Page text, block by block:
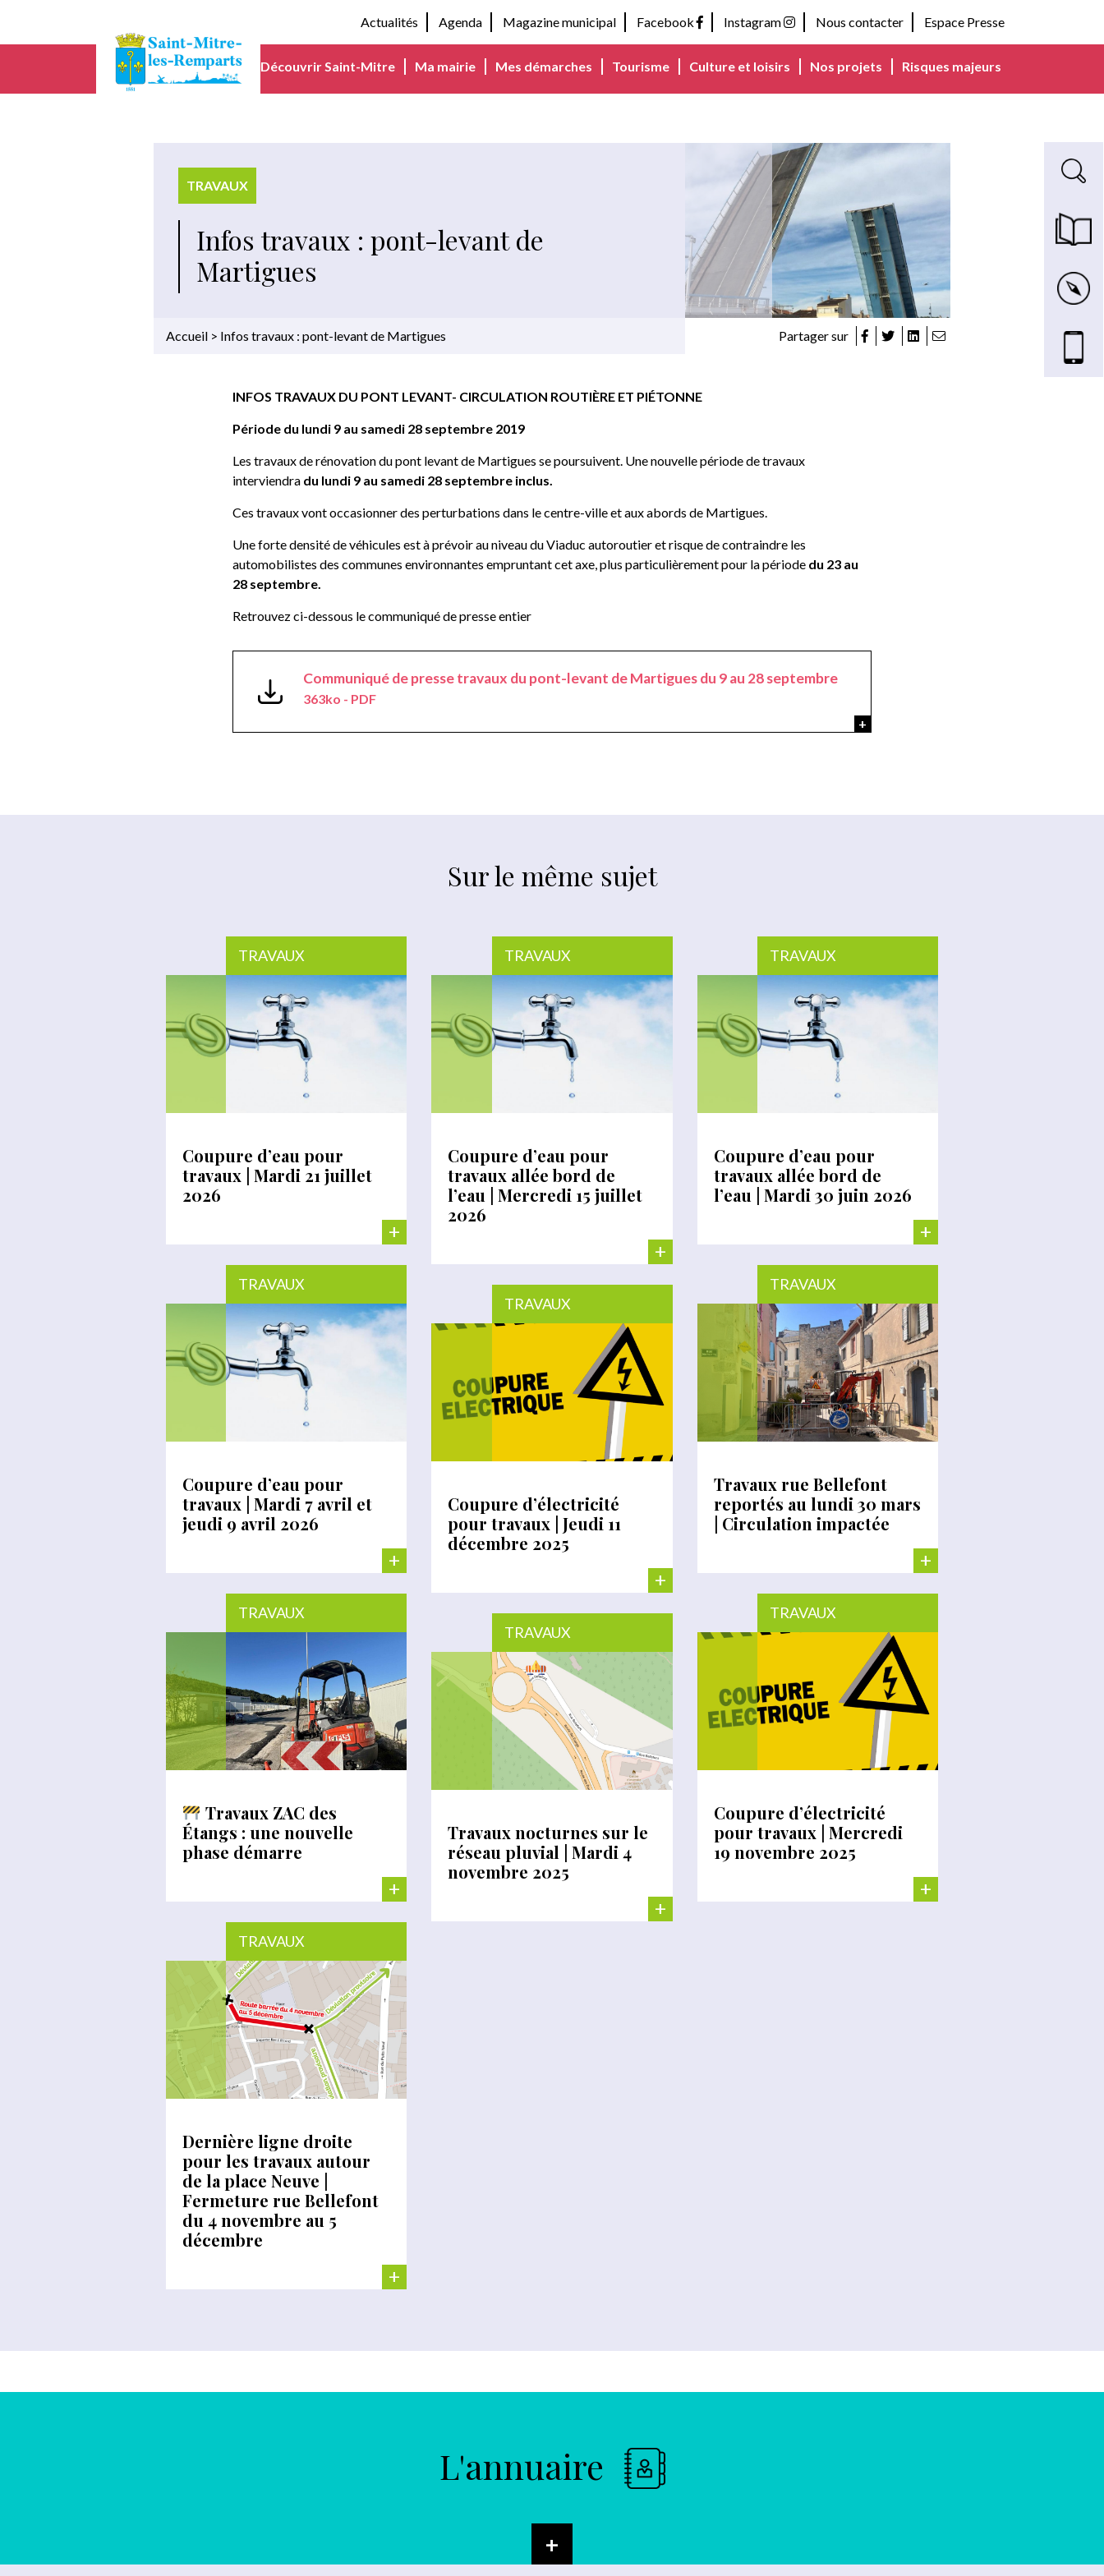
Actualités Agenda Magazine municipal Facebook Instagram Nous contacter Espace Presse
Découvrir Saint-Mitre Ma mairie Mes démarches Tourisme Culture et loisirs Nos projets Risques majeurs
TRAVAUX
Infos travaux : pont-levant de
Martigues
Accueil > Infos travaux : pont-levant de Martigues Partager sur
INFOS TRAVAUX DU PONT LEVANT- CIRCULATION ROUTIÈRE ET PIÉTONNE
Période du lundi 9 au samedi 28 septembre 2019
Les travaux de rénovation du pont levant de Martigues se poursuivent. Une nouvelle période de travaux
interviendra du lundi 9 au samedi 28 septembre inclus.
Ces travaux vont occasionner des perturbations dans le centre-ville et aux abords de Martigues.
Une forte densité de véhicules est à prévoir au niveau du Viaduc autoroutier et risque de contraindre les
automobilistes des communes environnantes empruntant cet axe, plus particulièrement pour la période du 23 au
28 septembre.
Retrouvez ci-dessous le communiqué de presse entier
Communiqué de presse travaux du pont-levant de Martigues du 9 au 28 septembre
363ko - PDF
Sur le même sujet
TRAVAUX
Coupure d’eau pour
travaux | Mardi 21 juillet
2026
+
TRAVAUX
Coupure d’eau pour
travaux allée bord de
l’eau | Mercredi 15 juillet
2026
+
TRAVAUX
Coupure d’eau pour
travaux allée bord de
l’eau | Mardi 30 juin 2026
+
TRAVAUX
Coupure d’eau pour
travaux | Mardi 7 avril et
jeudi 9 avril 2026
+
TRAVAUX
Travaux rue Bellefont
reportés au lundi 30 mars
| Circulation impactée
+
TRAVAUX
Coupure d’électricité
pour travaux | Jeudi 11
décembre 2025
+
TRAVAUX
Travaux ZAC des
Étangs : une nouvelle
phase démarre
+
TRAVAUX
Coupure d’électricité
pour travaux | Mercredi
19 novembre 2025
+
TRAVAUX
Travaux nocturnes sur le
réseau pluvial | Mardi 4
novembre 2025
+
TRAVAUX
Dernière ligne droite
pour les travaux autour
de la place Neuve |
Fermeture rue Bellefont
du 4 novembre au 5
décembre
+
L'annuaire
+